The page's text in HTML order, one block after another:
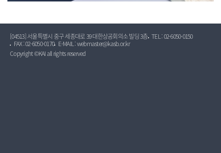
[04513] 서울특별시 중구 세종대로 39 대한상공회의소 빌딩 3층 TEL : 02-6050-0150
FAX : 02-6050-0170
E-MAIL : webmaster@kasb.or.kr
Copyright ©KAI all rights reserved